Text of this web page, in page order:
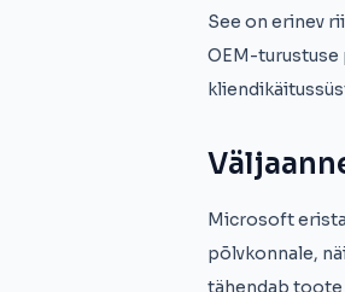
See on erinev
OEM-turustuse
Microsoft
põlvkonnale,
tähendab